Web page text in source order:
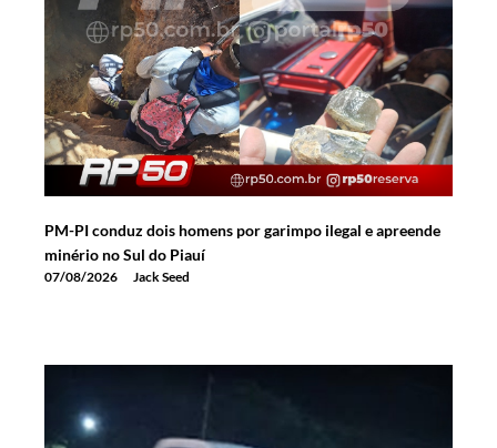
PM-PI conduz dois homens por garimpo ilegal e apreende
minério no Sul do Piauí
07/08/2026 Jack Seed